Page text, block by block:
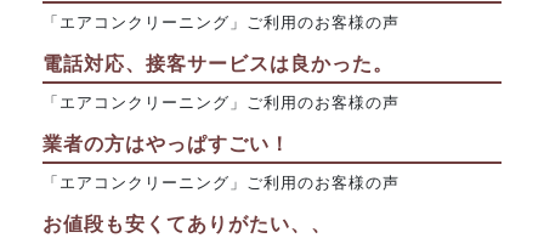
「エアコンクリーニング」ご利用のお客様の声
電話対応、接客サービスは良かった。
「エアコンクリーニング」ご利用のお客様の声
業者の方はやっぱすごい！
「エアコンクリーニング」ご利用のお客様の声
お値段も安くてありがたい、、